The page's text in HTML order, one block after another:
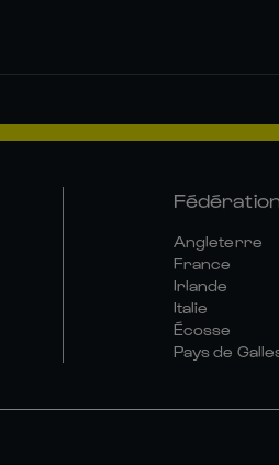
Angleterre
France
Irlande
Italie
Écosse
Pays de